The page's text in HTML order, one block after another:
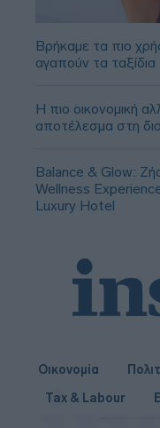
Βρήκαμε τα πιο
αγαπούν τα ταξίδια
Η πιο οικονομική
αποτέλεσμα στη
Balance & Glow:
Wellness
Luxury Hotel
Οικονομία
Tax & Labour